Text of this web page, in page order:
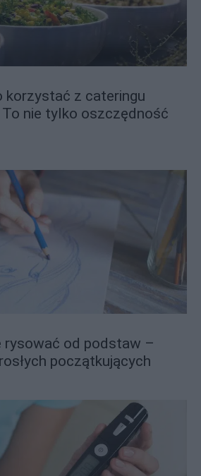
korzystać z cateringu
nie tylko oszczędność
rysować od podstaw –
początkujących